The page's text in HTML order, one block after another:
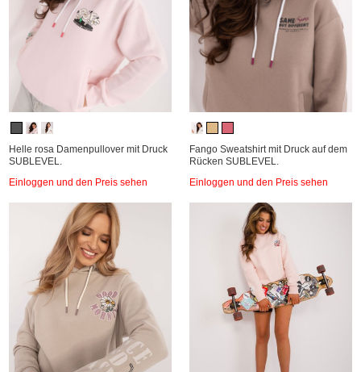
Helle rosa Damenpullover mit Druck
SUBLEVEL.
Einloggen und den Preis sehen
Fango Sweatshirt mit Druck auf dem
Rücken SUBLEVEL.
Einloggen und den Preis sehen